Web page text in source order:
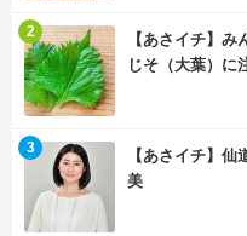
【あさイチ】
じそ（大葉）に
2
【あさイチ】
美
3